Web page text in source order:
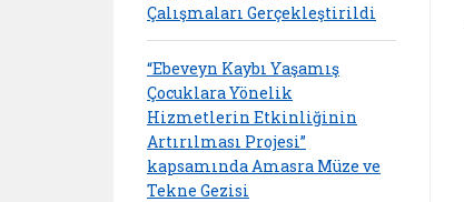
Çalışmaları Gerçekleştirildi
“Ebeveyn Kaybı Yaşamış
Çocuklara Yönelik
Hizmetlerin Etkinliğinin
Artırılması Projesi”
kapsamında Amasra Müze ve
Tekne Gezisi